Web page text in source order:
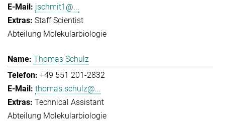
jschmit1@...
Staff Scientist
Abteilung Molekularbiologie
Thomas Schulz
+49 551 201-2832
thomas.schulz@...
Technical Assistant
Abteilung Molekularbiologie